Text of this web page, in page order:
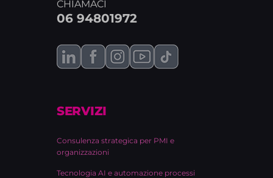
CHIAMACI
06 94801972
SERVIZI
Consulenza strategica per PMI e
organizzazioni
Tecnologia AI e automazione processi